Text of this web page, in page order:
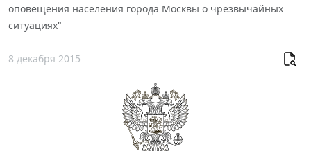
оповещения населения города Москвы о чрезвычайных
ситуациях"
8 декабря 2015